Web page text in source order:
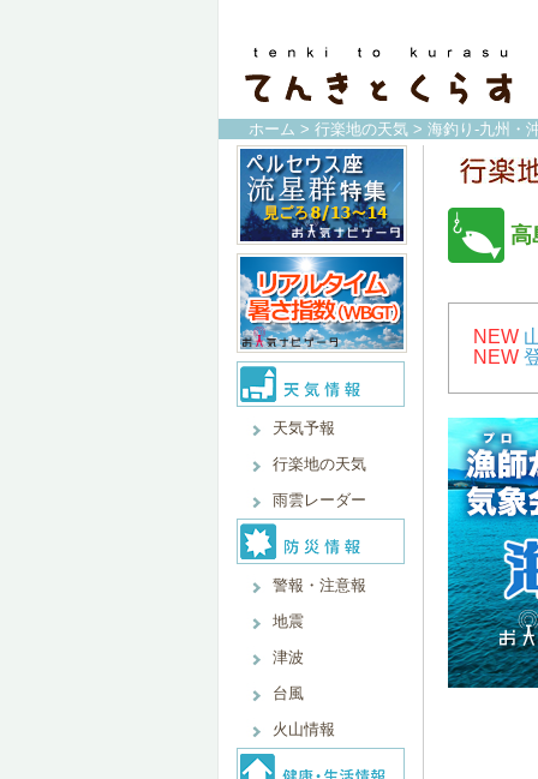
ホーム > 行楽地の天気 > 海釣り-九州・
天気予報
行楽地の天気
雨雲レーダー
警報・注意報
地震
津波
台風
火山情報
高
NEW
NEW